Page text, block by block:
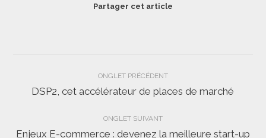
Partager cet article
Navigation
de
commentaire
ONGLET PRÉCÉDENT
Onglet
DSP2, cet accélérateur de places de marché
ONGLET SUIVANT
Enjeux E-commerce : devenez la meilleure start-up